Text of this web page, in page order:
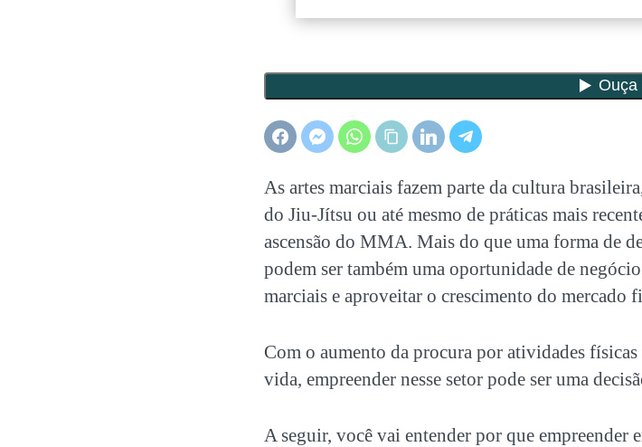
As artes marciais fazem parte da cultura
do Jiu-Jítsu ou até mesmo de práticas mais
ascensão do MMA. Mais do que uma forma de
podem ser também uma oportunidade de
marciais e aproveitar o crescimento do mercado
Com o aumento da procura por atividades
vida, empreender nesse setor pode ser uma
A seguir, você vai entender por que empreender